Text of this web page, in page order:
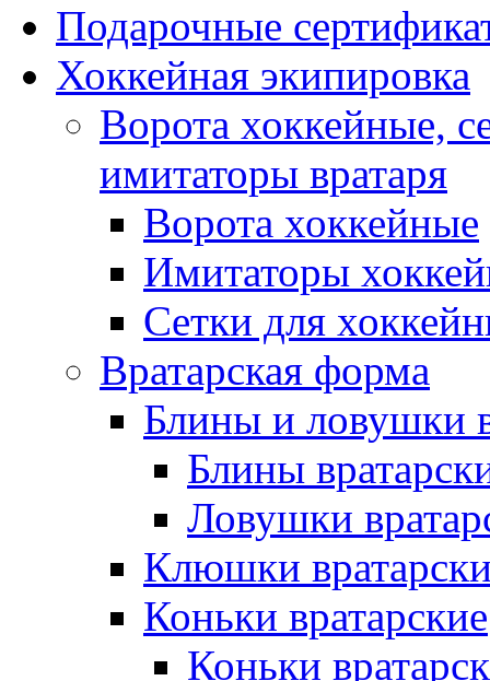
Подарочные
Хоккейная экипировка
Ворота хоккейные,
имитаторы вратаря
Ворота хоккейные
Имитаторы
Сетки для
Вратарская форма
Блины и ловушки
Блины
Ловушки
Клюшки
Коньки вратарские
Коньки